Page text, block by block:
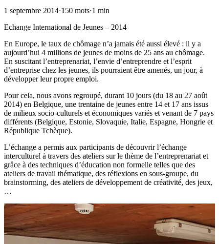
1 septembre 2014·150 mots·1 min
Echange International de Jeunes – 2014
En Europe, le taux de chômage n’a jamais été aussi élevé : il y a
aujourd’hui 4 millions de jeunes de moins de 25 ans au chômage.
En suscitant l’entreprenariat, l’envie d’entreprendre et l’esprit
d’entreprise chez les jeunes, ils pourraient être amenés, un jour, à
développer leur propre emploi.
Pour cela, nous avons regroupé, durant 10 jours (du 18 au 27 août
2014) en Belgique, une trentaine de jeunes entre 14 et 17 ans issus
de milieux socio-culturels et économiques variés et venant de 7 pays
différents (Belgique, Estonie, Slovaquie, Italie, Espagne, Hongrie et
République Tchèque).
L’échange a permis aux participants de découvrir l’échange
interculturel à travers des ateliers sur le thème de l’entreprenariat et
grâce à des techniques d’éducation non formelle telles que des
ateliers de travail thématique, des réflexions en sous-groupe, du
brainstorming, des ateliers de développement de créativité, des jeux,
…